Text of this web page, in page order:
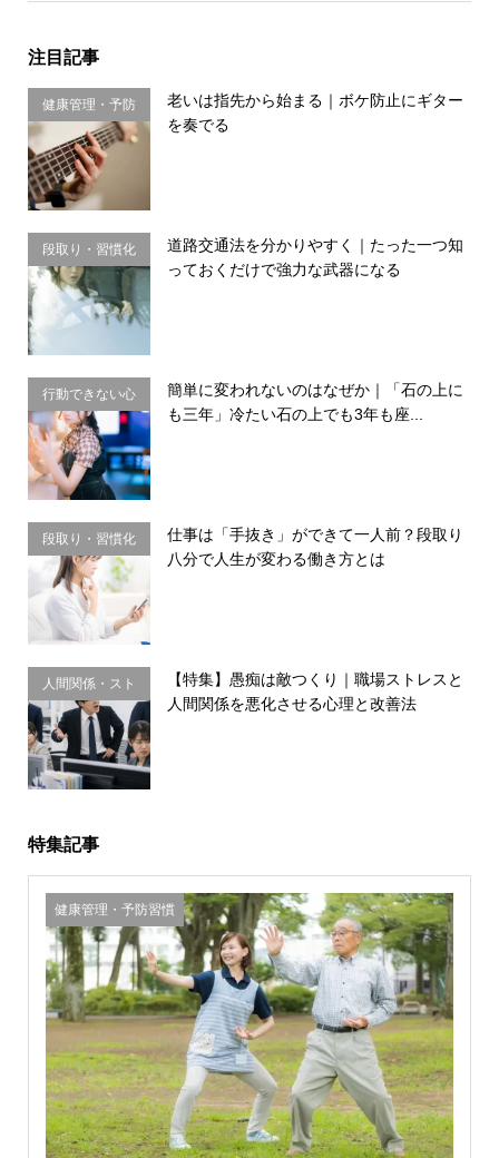
注目記事
健康管理・予防
習慣
老いは指先から始まる｜ボケ防止にギター
を奏でる
段取り・習慣化
道路交通法を分かりやすく｜たった一つ知
っておくだけで強力な武器になる
行動できない心
理・思い込み
簡単に変われないのはなぜか｜「石の上に
も三年」冷たい石の上でも3年も座...
段取り・習慣化
仕事は「手抜き」ができて一人前？段取り
八分で人生が変わる働き方とは
人間関係・スト
レス
【特集】愚痴は敵つくり｜職場ストレスと
人間関係を悪化させる心理と改善法
特集記事
健康管理・予防習慣